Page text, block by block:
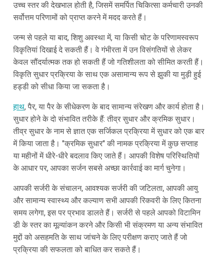
उच्च स्तर की देखभाल होती है, जिसमें समर्पित चिकित्सा कर्मचारी उनकी
सर्वोत्तम परिणामों को प्राप्त करने में मदद करते हैं।
जन्म से पहले या बाद, शिशु अवस्था में, या किसी चोट के परिणामस्वरूप
विकृतियां दिखाई दे सकती हैं। वे गंभीरता में उन विसंगतियों से लेकर
केवल सौंदर्यात्मक तक हो सकती हैं जो गतिशीलता को सीमित करती हैं।
विकृति सुधार प्रक्रिया के साथ एक असामान्य रूप से झुकी या मुड़ी हुई
हड्डी को सीधा किया जा सकता है।
हाथ, पैर, या पैर के सीधेकरण के बाद सामान्य संरेखण और कार्य होता है।
सुधार होने के दो संभावित तरीके हैं: तीव्र सुधार और क्रमिक सुधार।
तीव्र सुधार के नाम से ज्ञात एक सर्जिकल प्रक्रिया में सुधार को एक बार
में किया जाता है। "क्रमिक सुधार" की नामक प्रक्रिया में कुछ सप्ताह
या महीनों में धीरे-धीरे बदलाव किए जाते हैं। आपकी विशेष परिस्थितियों
के आधार पर, आपका सर्जन सबसे अच्छा कार्रवाई का मार्ग चुनेगा।
आपकी सर्जरी के संचालन, आवश्यक सर्जरी की जटिलता, आपकी आयु
और सामान्य स्वास्थ्य और कल्याण सभी आपकी रिकवरी के लिए कितना
समय लगेगा, इस पर प्रभाव डालते हैं। सर्जरी से पहले आपको विटामिन
डी के स्तर का मूल्यांकन करने और किसी भी संक्रमण या अन्य संभावित
मुद्दों को असहमति के साथ जांचने के लिए परीक्षण कराए जाते हैं जो
प्रक्रिया की सफलता को बाधित कर सकते हैं।